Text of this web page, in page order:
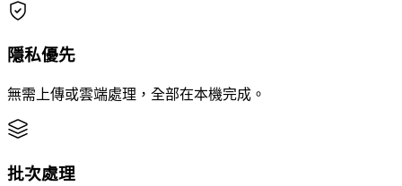
隱私優先
無需上傳或雲端處理，全部在本機完成。
批次處理